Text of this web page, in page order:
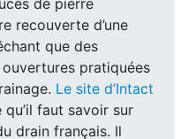
de pierre
recouverte d’une
que des
pratiquées
Le site d’Intact
faut savoir sur
drain français. Il